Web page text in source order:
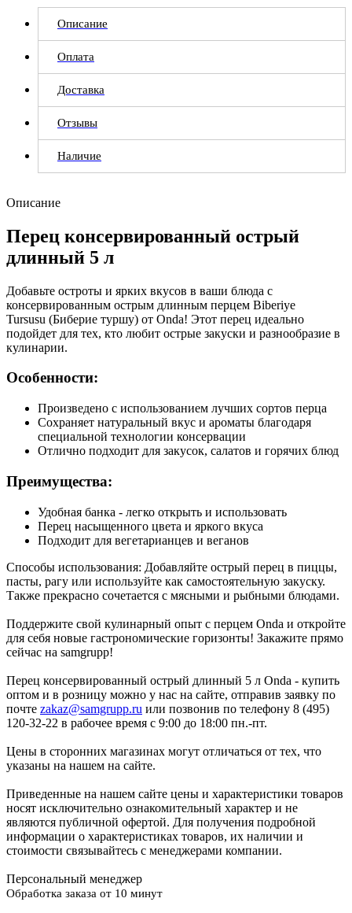
Описание
Оплата
Доставка
Отзывы
Наличие
Описание
Перец консервированный острый
длинный 5 л
Добавьте остроты и ярких вкусов в ваши блюда с
консервированным острым длинным перцем Biberiye
Tursusu (Биберие туршу) от Onda! Этот перец идеально
подойдет для тех, кто любит острые закуски и разнообразие в
кулинарии.
Особенности:
Произведено с использованием лучших сортов перца
Сохраняет натуральный вкус и ароматы благодаря
специальной технологии консервации
Отлично подходит для закусок, салатов и горячих блюд
Преимущества:
Удобная банка - легко открыть и использовать
Перец насыщенного цвета и яркого вкуса
Подходит для вегетарианцев и веганов
Способы использования: Добавляйте острый перец в пиццы,
пасты, рагу или используйте как самостоятельную закуску.
Также прекрасно сочетается с мясными и рыбными блюдами.
Поддержите свой кулинарный опыт с перцем Onda и откройте
для себя новые гастрономические горизонты! Закажите прямо
сейчас на samgrupp!
Перец консервированный острый длинный 5 л Onda - купить
оптом и в розницу можно у нас на сайте, отправив заявку по
почте zakaz@samgrupp.ru или позвонив по телефону 8 (495)
120-32-22 в рабочее время с 9:00 до 18:00 пн.-пт.
Цены в сторонних магазинах могут отличаться от тех, что
указаны на нашем на сайте.
Приведенные на нашем сайте цены и характеристики товаров
носят исключительно ознакомительный характер и не
являются публичной офертой. Для получения подробной
информации о характеристиках товаров, их наличии и
стоимости связывайтесь с менеджерами компании.
Персональный менеджер
Обработка заказа от 10 минут